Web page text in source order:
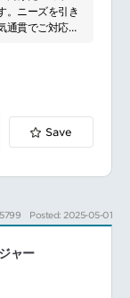
ビジネスへのイ
できます。
。ニーズを引き
通貫でご対応い
ます。顧客や
して提案を進
Save
Posted: 2025-05-01
ャー